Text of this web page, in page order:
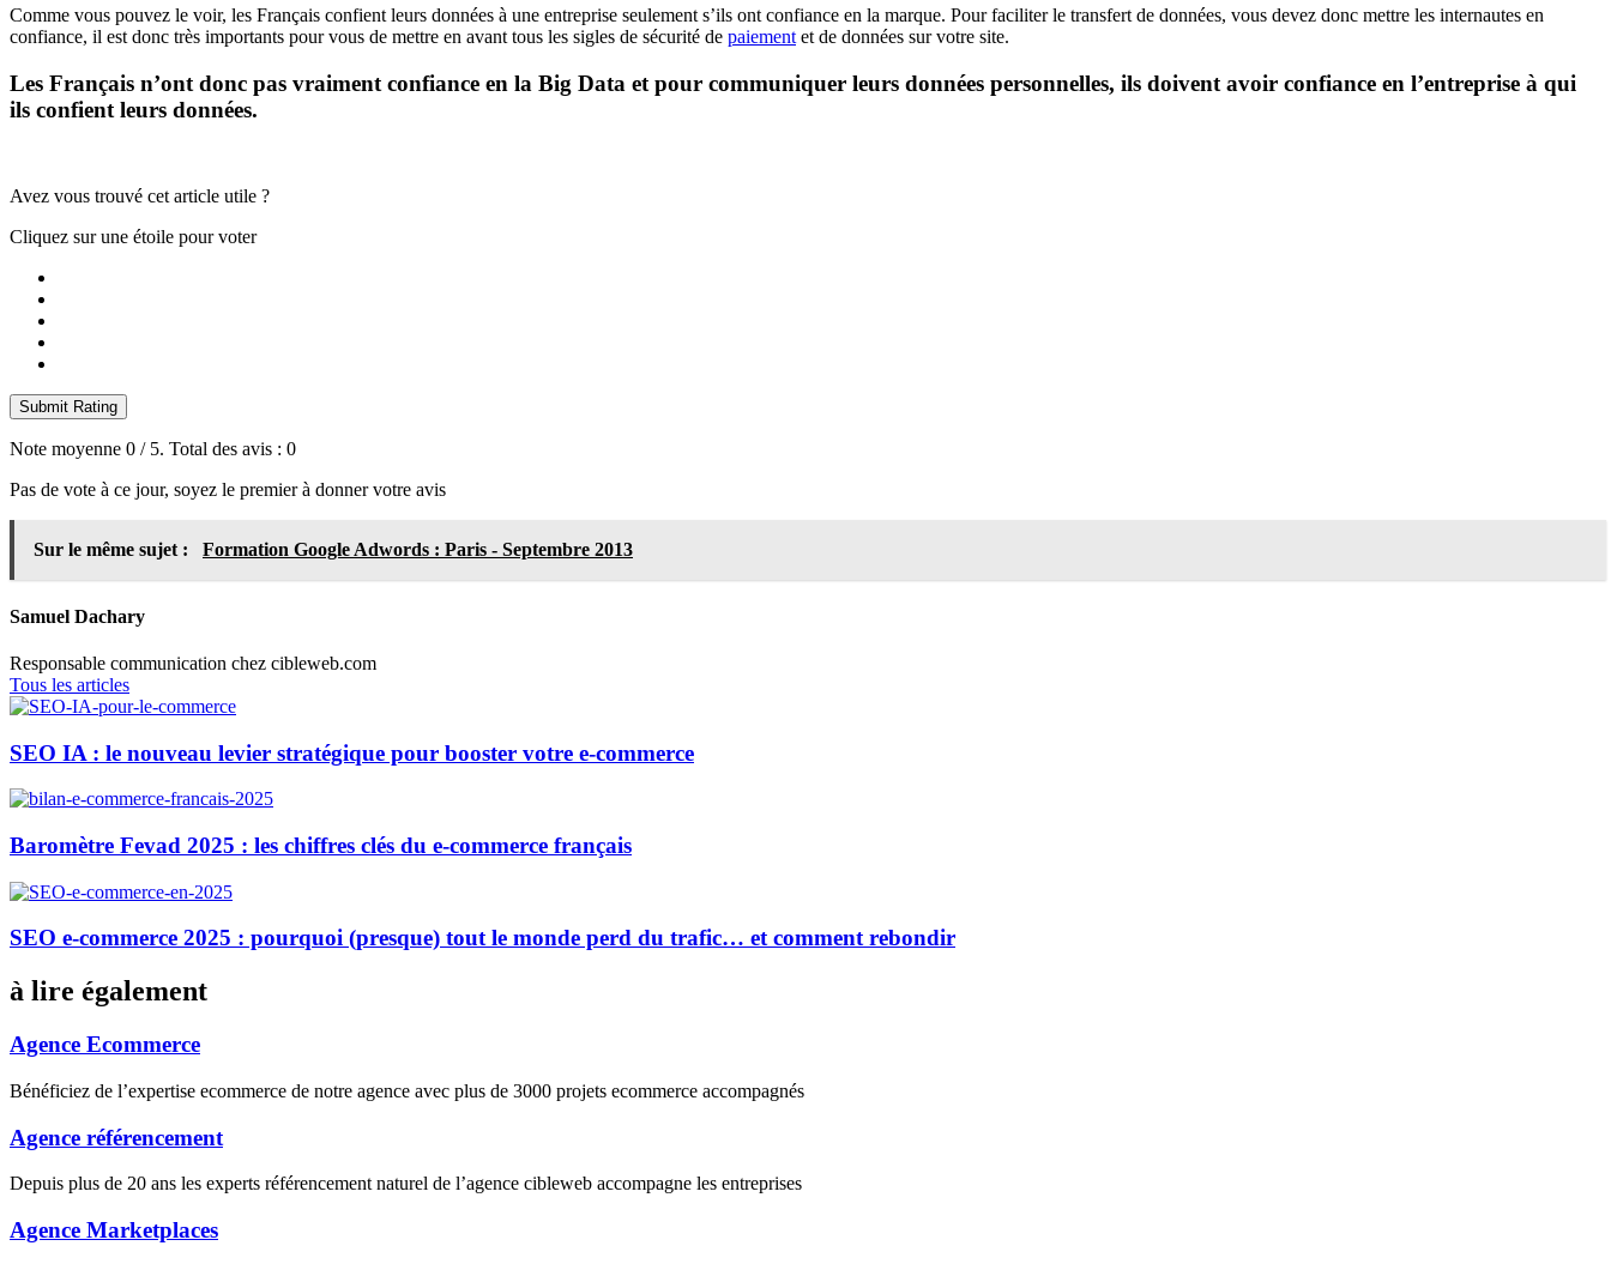
Comme vous pouvez le voir, les Français confient leurs données à une entreprise seulement s’ils ont confiance en la marque. Pour faciliter le transfert de données, vous devez donc mettre les internautes en
confiance, il est donc très importants pour vous de mettre en avant tous les sigles de sécurité de paiement et de données sur votre site.
Les Français n’ont donc pas vraiment confiance en la Big Data et pour communiquer leurs données personnelles, ils doivent avoir confiance en l’entreprise à qui
ils confient leurs données.
Avez vous trouvé cet article utile ?
Cliquez sur une étoile pour voter
Submit Rating
Note moyenne 0 / 5. Total des avis : 0
Pas de vote à ce jour, soyez le premier à donner votre avis
Sur le même sujet : Formation Google Adwords : Paris - Septembre 2013
Samuel Dachary
Responsable communication chez cibleweb.com
Tous les articles
SEO IA : le nouveau levier stratégique pour booster votre e-commerce
Baromètre Fevad 2025 : les chiffres clés du e-commerce français
SEO e-commerce 2025 : pourquoi (presque) tout le monde perd du trafic… et comment rebondir
à lire également
Agence Ecommerce
Bénéficiez de l’expertise ecommerce de notre agence avec plus de 3000 projets ecommerce accompagnés
Agence référencement
Depuis plus de 20 ans les experts référencement naturel de l’agence cibleweb accompagne les entreprises
Agence Marketplaces